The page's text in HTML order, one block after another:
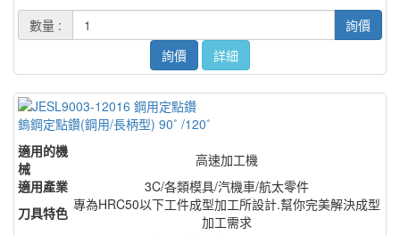
數量 :
詢價
詢價
詳細
鎢鋼定點鑽(鋼用/長柄型) 90˚ /120˚
適用的機
械
高速加工機
適用產業
3C/各類模具/汽機車/航太零件
刀具特色 專為HRC50以下工件成型加工所設計.幫你完美解決成型
加工需求